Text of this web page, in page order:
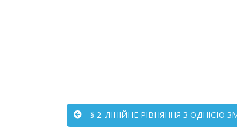
§ 2. ЛІНІЙНЕ РІВНЯННЯ З ОДНІЄЮ